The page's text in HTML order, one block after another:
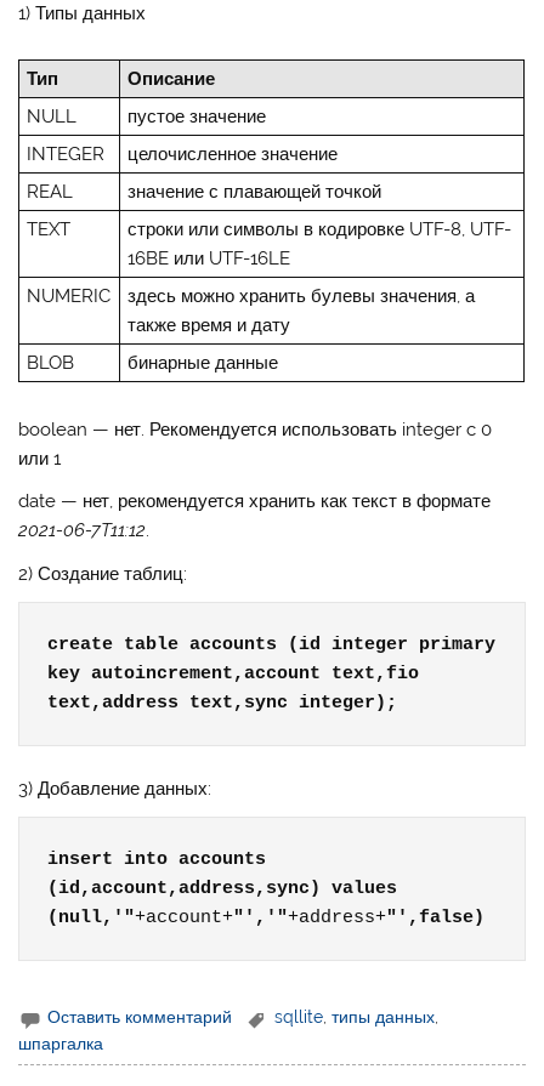
1) Типы данных
Тип
Описание
NULL
пустое значение
INTEGER
целочисленное значение
REAL
значение с плавающей точкой
TEXT
строки или символы в кодировке UTF-8, UTF-
16BE или UTF-16LE
NUMERIC
здесь можно хранить булевы значения, а
также время и дату
BLOB
бинарные данные
boolean — нет. Рекомендуется использовать integer c 0
или 1
date — нет, рекомендуется хранить как текст в формате
2021-06-7T11:12.
2) Создание таблиц:
create table accounts (id integer primary
key autoincrement,account text,fio
text,address text,sync integer);
3) Добавление данных:
insert into accounts
(id,account,address,sync) values
(null,'"+account+"','"+address+"',false)
Оставить комментарий sqllite,типы данных,
шпаргалка